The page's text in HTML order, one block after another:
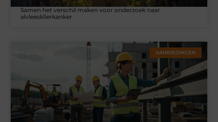
Samen het verschil maken voor onderzoek naar
alvleesklierkanker
AANBIEDINGEN